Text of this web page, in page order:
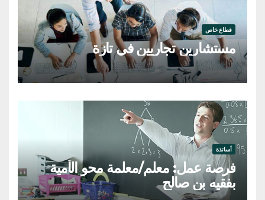
قطاع خاص
مستشارين تجاريين في تازة
أساتذة
فرصة عمل: معلم/معلمة محو الأمية
بفقيه بن صالح